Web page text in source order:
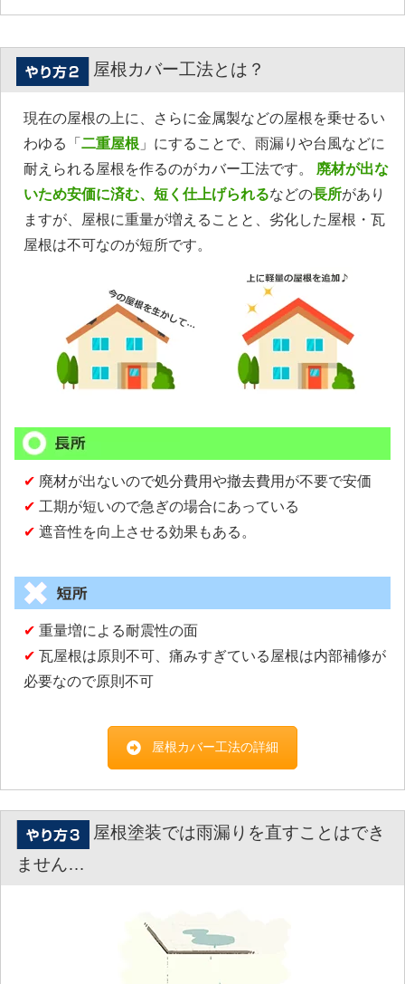
屋根カバー工法とは？
現在の屋根の上に、さらに金属製などの屋根を乗せるい
わゆる「 二重屋根 」にすることで、雨漏りや台風などに
耐えられる屋根を作るのがカバー工法です。 廃材が出な
いため安価に済む、短く仕上げられるなどの長所があり
ますが、屋根に重量が増えることと、劣化した屋根・瓦
屋根は不可なのが短所です。
✔ 廃材が出ないので処分費用や撤去費用が不要で安価
✔ 工期が短いので急ぎの場合にあっている
✔ 遮音性を向上させる効果もある。
✔ 重量増による耐震性の面
✔ 瓦屋根は原則不可、痛みすぎている屋根は内部補修が
必要なので原則不可
屋根カバー工法の詳細
屋根塗装では雨漏りを直すことはでき
ません…